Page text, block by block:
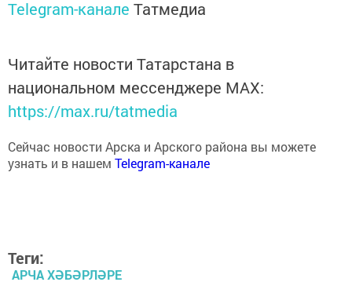
национальном мессенджере MАХ:
https://max.ru/tatmedia
Сейчас новости Арска и Арского района вы можете
узнать и в нашемTelegram-канале
АРЧА ХӘБӘРЛӘРЕ